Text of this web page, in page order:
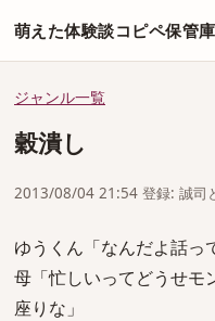
萌えた体験談コピペ保管庫
ジャンル一覧
穀潰し
2013/08/04 21:54 登録: 誠司
ゆうくん「なんだよ話っ
母「忙しいってどうせモ
座りな」